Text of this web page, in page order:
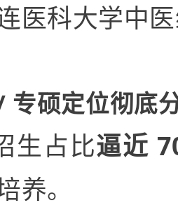
医科大学中
专硕定位彻底
生占比逼近
养。